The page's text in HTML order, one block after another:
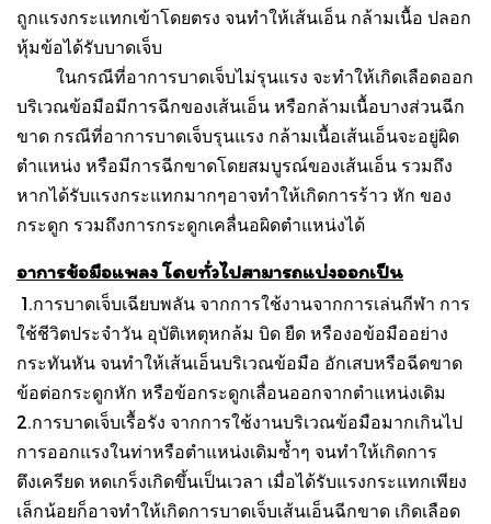
ถูกแรงกระแทกเข้าโดยตรง จนทำให้เส้นเอ็น กล้ามเนื้อ ปลอก
หุ้มข้อได้รับบาดเจ็บ
ในกรณีที่อาการบาดเจ็บไม่รุนแรง จะทำให้เกิดเลือดออก
บริเวณข้อมือมีการฉีกของเส้นเอ็น หรือกล้ามเนื้อบางส่วนฉีก
ขาด กรณีที่อาการบาดเจ็บรุนแรง กล้ามเนื้อเส้นเอ็นจะอยู่ผิด
ตำแหน่ง หรือมีการฉีกขาดโดยสมบูรณ์ของเส้นเอ็น รวมถึง
หากได้รับแรงกระแทกมากๆอาจทำให้เกิดการร้าว หัก ของ
กระดูก รวมถึงการกระดูกเคลื่นอผิดตำแหน่งได้
อาการข้อมือแพลง โดยทั่วไปสามารถแบ่งออกเป็น
1.การบาดเจ็บเฉียบพลัน จากการใช้งานจากการเล่นกีฬา การ
ใช้ชีวิตประจำวัน อุบัติเหตุหกล้ม บิด ยืด หรืองอข้อมืออย่าง
กระทันหัน จนทำให้เส้นเอ็นบริเวณข้อมือ อักเสบหรือฉีดขาด
ข้อต่อกระดูกหัก หรือข้อกระดูกเลื่อนออกจากตำแหน่งเดิม
2.การบาดเจ็บเรื้อรัง จากการใช้งานบริเวณข้อมือมากเกินไป
การออกแรงในท่าหรือตำแหน่งเดิมซ้ำๆ จนทำให้เกิดการ
ตึงเครียด หดเกร็งเกิดขึ้นเป็นเวลา เมื่อได้รับแรงกระแทกเพียง
เล็กน้อยก็อาจทำให้เกิดการบาดเจ็บเส้นเอ็นฉีกขาด เกิดเลือด